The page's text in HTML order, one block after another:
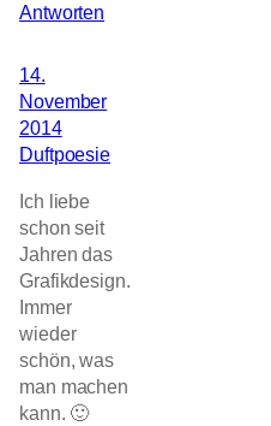
Antworten
14.
November
2014
Duftpoesie
Ich liebe
schon seit
Jahren das
Grafikdesign.
Immer
wieder
schön, was
man machen
kann. 🙂